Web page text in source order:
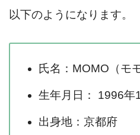
以下のようになります。
氏名：MOMO（モモ
生年月日： 1996年
出身地：京都府